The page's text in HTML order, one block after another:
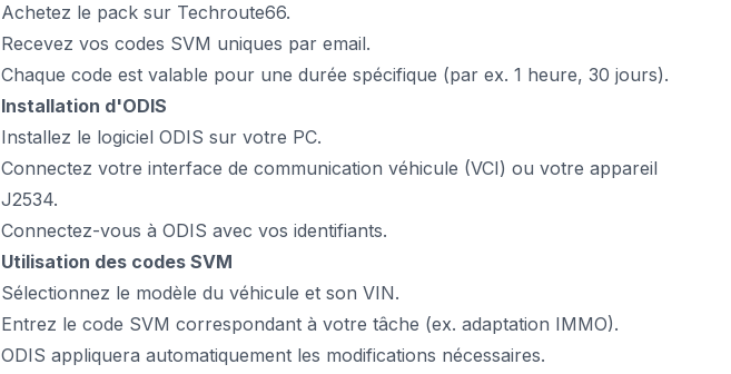
Achetez le pack sur Techroute66.
Recevez vos codes SVM uniques par email.
Chaque code est valable pour une durée spécifique (par ex. 1 heure, 30 jours).
Installation d'ODIS
Installez le logiciel ODIS sur votre PC.
Connectez votre interface de communication véhicule (VCI) ou votre appareil
J2534.
Connectez-vous à ODIS avec vos identifiants.
Utilisation des codes SVM
Sélectionnez le modèle du véhicule et son VIN.
Entrez le code SVM correspondant à votre tâche (ex. adaptation IMMO).
ODIS appliquera automatiquement les modifications nécessaires.